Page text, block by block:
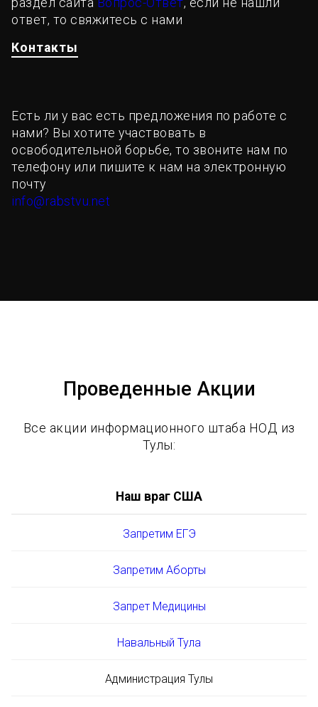
раздел сайта Вопрос-Ответ, если не нашли
ответ, то свяжитесь с нами
Контакты
Есть ли у вас есть предложения по работе с
нами? Вы хотите участвовать в
освободительной борьбе, то звоните нам по
телефону или пишите к нам на электронную
почту
info@rabstvu.net
Проведенные Акции
Все акции информационного штаба НОД из
Тулы:
Наш враг США
Запретим ЕГЭ
Запретим Аборты
Запрет Медицины
Навальный Тула
Администрация Тулы